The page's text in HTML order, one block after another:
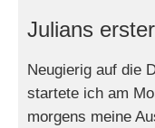
Julians
Neugierig auf die
startete ich am
morgens meine